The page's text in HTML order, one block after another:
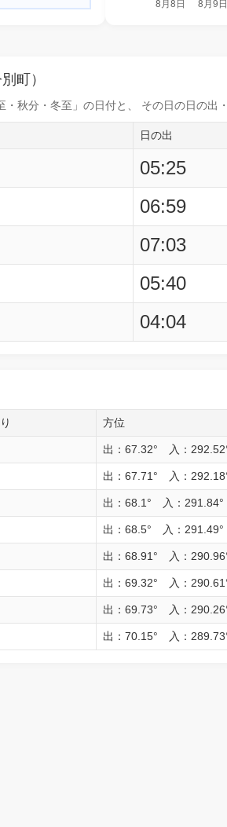
町）
・秋分・冬至」の日付と、 その日の日の出
日の出
05:25
06:59
07:03
05:40
04:04
方位
出：67.32° 入：
出：67.71° 入：
出：68.1° 入：291.84°
出：68.5° 入：291.49°
出：68.91° 入：
出：69.32° 入：
出：69.73° 入：
出：70.15° 入：